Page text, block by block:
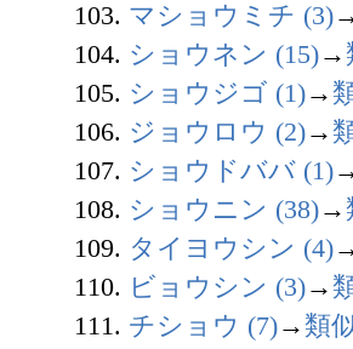
103. マショウミチ (3)
104. ショウネン (15)→
105. ショウジゴ (1)→
106. ジョウロウ (2)→
107. ショウドババ (1)
108. ショウニン (38)→
109. タイヨウシン (4)
110. ビョウシン (3)→
111. チショウ (7)→ 類